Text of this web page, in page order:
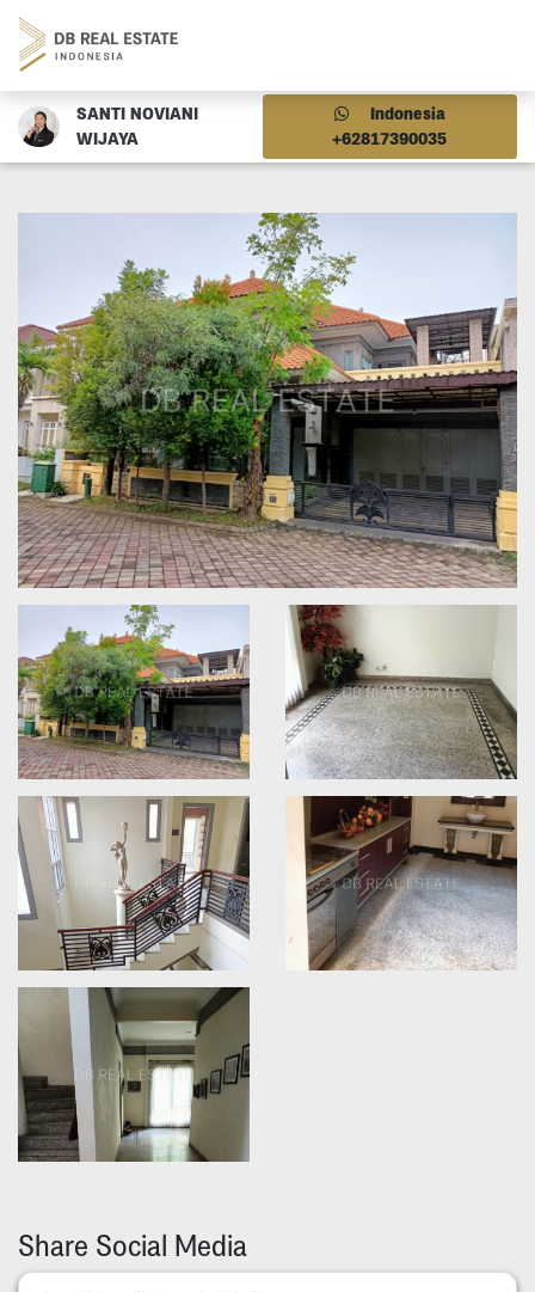
SANTI NOVIANI
WIJAYA
Indonesia
+62817390035
Share Social Media